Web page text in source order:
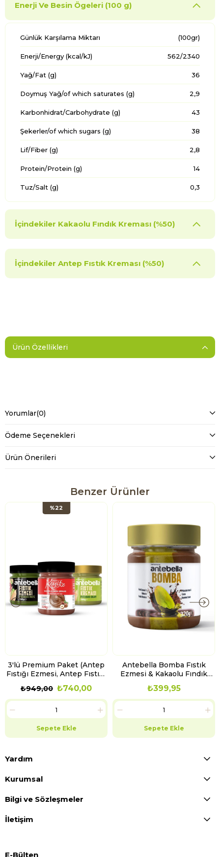
Enerji Ve Besin Ögeleri (100 g)
Günlük Karşılama Miktarı (100gr)
Enerji/Energy (kcal/kJ) 562/2340
Yağ/Fat (g) 36
Doymuş Yağ/of which saturates (g) 2,9
Karbonhidrat/Carbohydrate (g) 43
Şekerler/of which sugars (g) 38
Lif/Fiber (g) 2,8
Protein/Protein (g) 14
Tuz/Salt (g) 0,3
İçindekiler Kakaolu Fındık Kreması (%50)
İçindekiler Antep Fıstık Kreması (%50)
Ürün Özellikleri
Yorumlar(0)
Ödeme Seçenekleri
Ürün Önerileri
Benzer Ürünler
3'lü Premium Paket (Antep
Fıstığı Ezmesi, Antep Fıstığı
₺740,00
₺949,00
%22
Sepete Ekle
Antebella Bomba Fıstık
Ezmesi & Kakaolu Fındık
₺399,95
Sepete Ekle
Yardım
Kurumsal
Bilgi ve Sözleşmeler
İletişim
E-Bülten